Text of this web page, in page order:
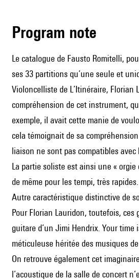
Program note
Le catalogue de Fausto Romitelli,
ses 33 partitions qu’une seule et
Violoncelliste de L’Itinéraire,
compréhension de cet instrument,
exemple, il avait cette manie de
cela témoignait de sa
liaison ne sont pas compatibles avec
La partie soliste est ainsi une «
de même pour les tempi, très rapides.
Autre caractéristique distinctive de
Pour Florian Lauridon, toutefois, ces
guitare d’un Jimi Hendrix. Your
méticuleuse héritée des musiques
On retrouve également cet
l’acoustique de la salle de concert